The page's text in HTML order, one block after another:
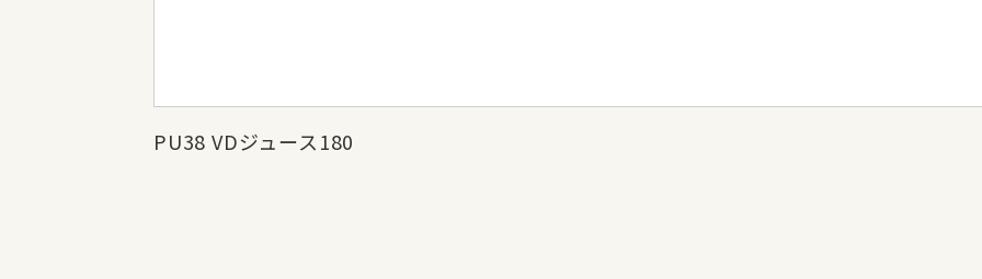
PU38 VDジュース180